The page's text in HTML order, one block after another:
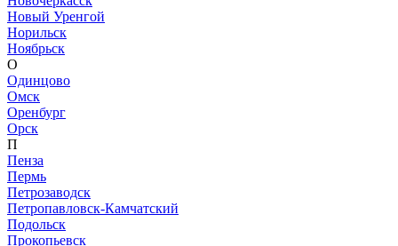
Новый Уренгой
Норильск
Ноябрьск
О
Одинцово
Омск
Оренбург
Орск
П
Пенза
Пермь
Петрозаводск
Петропавловск-Камчатский
Подольск
Прокопьевск